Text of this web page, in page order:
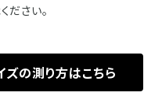
ださい。
ズの測り方はこちら